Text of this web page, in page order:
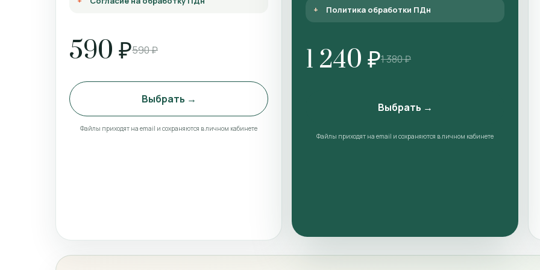
590 ₽590 ₽
Выбрать →
Файлы приходят на email и сохраняются в личном кабинете
Политика обработки ПДн
1 240 ₽1 380 ₽
Выбрать →
Файлы приходят на email и сохраняются в личном кабинете